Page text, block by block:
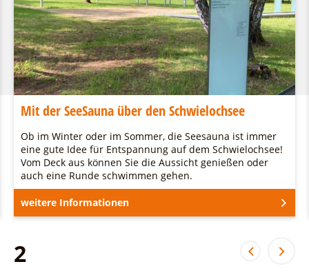
Mit der SeeSauna über den Schwielochsee
Ob im Winter oder im Sommer, die Seesauna ist immer
eine gute Idee für Entspannung auf dem Schwielochsee!
Vom Deck aus können Sie die Aussicht genießen oder
auch eine Runde schwimmen gehen.
weitere Informationen
2